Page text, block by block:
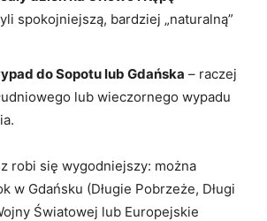
spokojniejszą, bardziej „naturalną”
do Sopotu lub Gdańska – raczej
lub wieczornego wypadu
robi się wygodniejszy: można
w Gdańsku (Długie Pobrzeże, Długi
Światowej lub Europejskie